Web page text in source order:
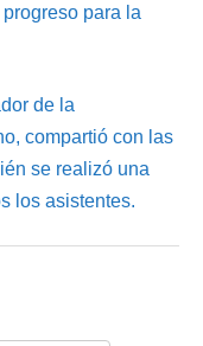
para la
de la
compartió con las
se realizó una
los asistentes.